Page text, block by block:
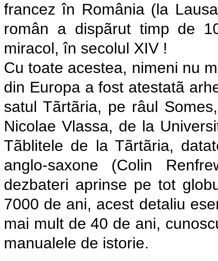
francez în România (la
român a dispãrut timp de
miracol, în secolul XIV !
Cu toate acestea, nimeni nu
din Europa a fost atestatã
satul Tãrtãria, pe râul
Nicolae Vlassa, de la
Tãblitele de la Tãrtãria,
anglo-saxone (Colin
dezbateri aprinse pe tot
7000 de ani, acest detaliu
mai mult de 40 de ani,
manualele de istorie.